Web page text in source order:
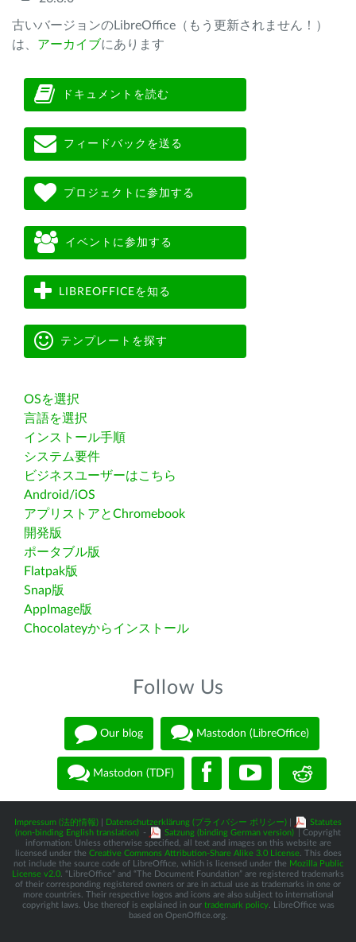
古いバージョンのLibreOffice（もう更新されません！）
は、 アーカイブにあります
ドキュメントを読む
フィードバックを送る
プロジェクトに参加する
イベントに参加する
LIBREOFFICEを知る
テンプレートを探す
OSを選択
言語を選択
インストール手順
システム要件
ビジネスユーザーはこちら
Android/iOS
アプリストアとChromebook
開発版
ポータブル版
Flatpak版
Snap版
AppImage版
Chocolateyからインストール
Follow Us
Our blog Mastodon (LibreOffice)
Mastodon (TDF)
Impressum (法的情報) Datenschutzerklärung (プライバシー ポリシー)
Statutes
(non-binding English translation) - Satzung (binding German version)
| Copyright
information: Unless otherwise specified, all text and images on this website are
licensed under the Creative Commons Attribution-Share Alike 3.0 License. This does
not include the source code of LibreOffice, which is licensed under the Mozilla Public
License v2.0 . “LibreOffice” and “The Document Foundation” are registered trademarks
of their corresponding registered owners or are in actual use as trademarks in one or
more countries. Their respective logos and icons are also subject to international
copyright laws. Use thereof is explained in our trademark policy. LibreOffice was
based on OpenOffice.org.